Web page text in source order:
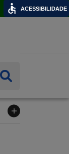
ACESSIBILIDADE